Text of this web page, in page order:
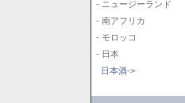
- ニュージーランド
- 南アフリカ
- モロッコ
- 日本
日本酒->